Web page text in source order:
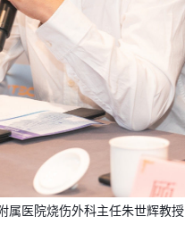
属医院烧伤外科主任朱世辉教授